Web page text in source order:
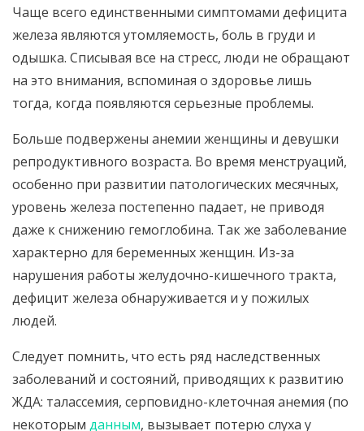
Чаще всего единственными симптомами дефицита
железа являются утомляемость, боль в груди и
одышка. Списывая все на стресс, люди не обращают
на это внимания, вспоминая о здоровье лишь
тогда, когда появляются серьезные проблемы.
Больше подвержены анемии женщины и девушки
репродуктивного возраста. Во время менструаций,
особенно при развитии патологических месячных,
уровень железа постепенно падает, не приводя
даже к снижению гемоглобина. Так же заболевание
характерно для беременных женщин. Из-за
нарушения работы желудочно-кишечного тракта,
дефицит железа обнаруживается и у пожилых
людей.
Следует помнить, что есть ряд наследственных
заболеваний и состояний, приводящих к развитию
ЖДА: талассемия, серповидно-клеточная анемия (по
некоторым данным, вызывает потерю слуха у